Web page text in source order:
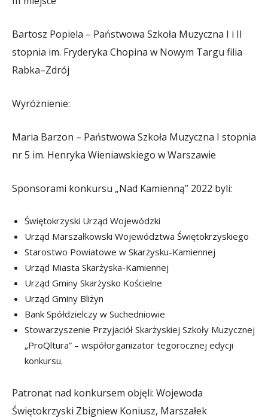
Bartosz Popiela – Państwowa Szkoła Muzyczna I i II
stopnia im. Fryderyka Chopina w Nowym Targu filia
Rabka–Zdrój
Wyróżnienie:
Maria Barzon – Państwowa Szkoła Muzyczna I stopnia
nr 5 im. Henryka Wieniawskiego w Warszawie
Sponsorami konkursu „Nad Kamienną” 2022 byli:
Świętokrzyski Urząd Wojewódzki
Urząd Marszałkowski Województwa Świętokrzyskiego
Starostwo Powiatowe w Skarżysku-Kamiennej
Urząd Miasta Skarżyska-Kamiennej
Urząd Gminy Skarżysko Kościelne
Urząd Gminy Bliżyn
Bank Spółdzielczy w Suchedniowie
Stowarzyszenie Przyjaciół Skarżyskiej Szkoły Muzycznej
„ProQltura” – współorganizator tegorocznej edycji
konkursu.
Patronat nad konkursem objęli: Wojewoda
Świętokrzyski Zbigniew Koniusz, Marszałek